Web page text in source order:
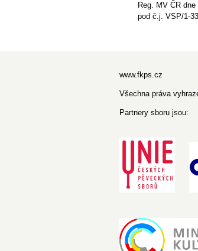
Reg. MV ČR
pod č.j. VSP/1-
www.fkps.cz
Všechna práva
Partnery sboru jsou: